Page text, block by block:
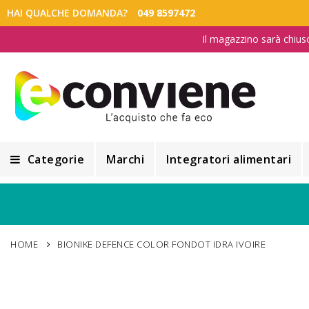
HAI QUALCHE DOMANDA? 049 8597472
Il magazzino sarà
Categorie
Alimentazione e Dietetica
Marchi Integratori alimentari
HOME BIONIKE DEFENCE COLOR FONDOT IDRA IVOIRE